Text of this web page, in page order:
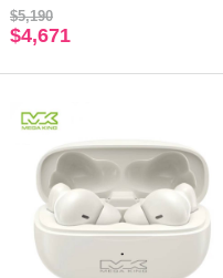
$5,190
$4,671